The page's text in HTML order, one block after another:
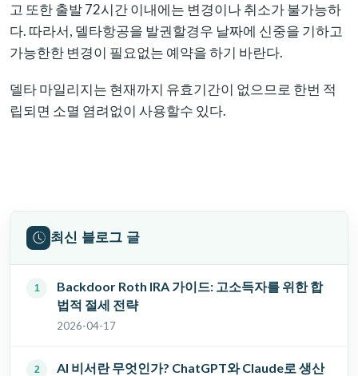
고 또한 출발 72시간 이내에는 변경이나 취소가 불가능하
다. 따라서, 델타항공을 발권할경우 날짜에 신중을 기하고
가능한한 변경이 필요없는 예약을 하기 바란다.
델타 마일리지는 현재까지 유효기간이 없으므로 한번 적
립되면 소멸 염려없이 사용할수 있다.
최신 블로그 글
Backdoor Roth IRA 가이드: 고소득자를 위한 합
법적 절세 전략
2026-04-17
AI 비서란 무엇인가? ChatGPT와 Claude로 생산